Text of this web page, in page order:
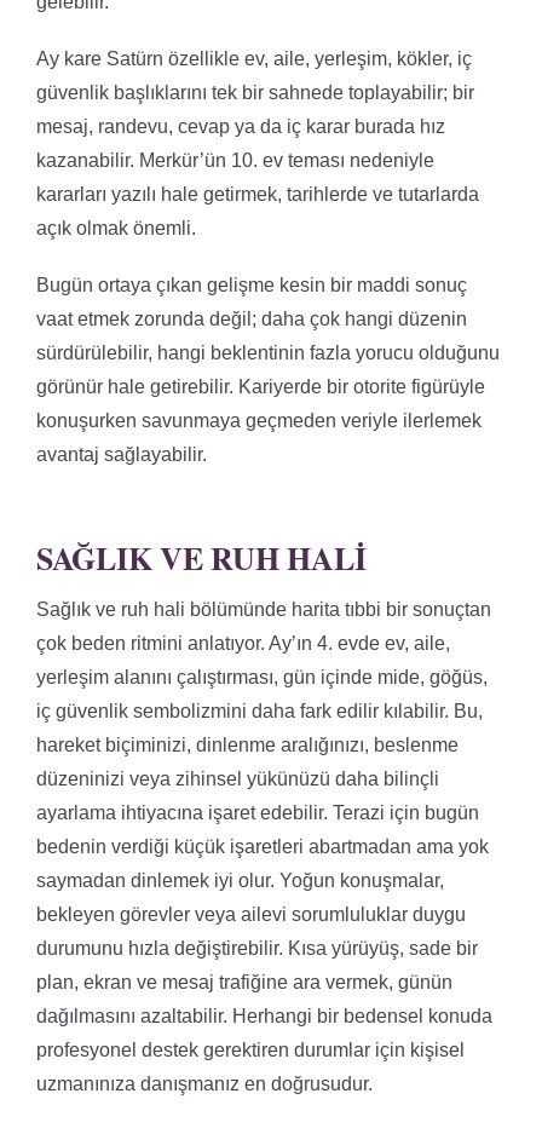
Ay kare Satürn özellikle ev, aile, yerleşim, kökler, iç
güvenlik başlıklarını tek bir sahnede toplayabilir; bir
mesaj, randevu, cevap ya da iç karar burada hız
kazanabilir. Merkür’ün 10. ev teması nedeniyle
kararları yazılı hale getirmek, tarihlerde ve tutarlarda
açık olmak önemli.
Bugün ortaya çıkan gelişme kesin bir maddi sonuç
vaat etmek zorunda değil; daha çok hangi düzenin
sürdürülebilir, hangi beklentinin fazla yorucu olduğunu
görünür hale getirebilir. Kariyerde bir otorite figürüyle
konuşurken savunmaya geçmeden veriyle ilerlemek
avantaj sağlayabilir.
SAĞLIK VE RUH HALI
Sağlık ve ruh hali bölümünde harita tıbbi bir sonuçtan
çok beden ritmini anlatıyor. Ay’ın 4. evde ev, aile,
yerleşim alanını çalıştırması, gün içinde mide, göğüs,
iç güvenlik sembolizmini daha fark edilir kılabilir. Bu,
hareket biçiminizi, dinlenme aralığınızı, beslenme
düzeninizi veya zihinsel yükünüzü daha bilinçli
ayarlama ihtiyacına işaret edebilir. Terazi için bugün
bedenin verdiği küçük işaretleri abartmadan ama yok
saymadan dinlemek iyi olur. Yoğun konuşmalar,
bekleyen görevler veya ailevi sorumluluklar duygu
durumunu hızla değiştirebilir. Kısa yürüyüş, sade bir
plan, ekran ve mesaj trafiğine ara vermek, günün
dağılmasını azaltabilir. Herhangi bir bedensel konuda
profesyonel destek gerektiren durumlar için kişisel
uzmanınıza danışmanız en doğrusudur.